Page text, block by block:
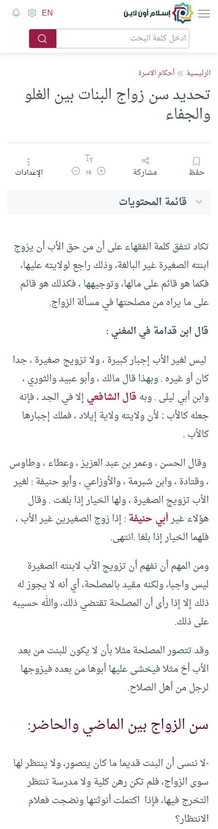
إسلام أون لاين EN
الرئيسية أحكام الاسرة
تحديد سن زواج البنات بين الغلو
والجفاء
حفظ مشاركة زيادة حجم الخط
16 تقليل حجم الخطالإعدادات
قائمة المحتويات
تكاد تتفق كلمة الفقهاء على أن من حق الأب أن يزوج
ابنته الصغيرة غير البالغة، وذلك راجع لولايته عليها،
فكما هو قائم على مالها، وتوجيهها ، فكذلك هو قائم
على ما يراه من مصلحتها في مسألة الزواج.
قال ابن قدامة في المغني :
ليس لغير الأب إجبار كبيرة ، ولا تزويج صغيرة ، جدا
كان أو غيره . وبهذا قال مالك ، وأبو عبيد والثوري ،
وابن أبي ليلى . وبهقال الشافعيإلا في الجد ، فإنه
جعله كالأب ; لأن ولايته ولاية إيلاد ، فملك إجبارها
كالأب .
وقال الحسن ، وعمر بن عبد العزيز ، وعطاء ، وطاوس
، وقتادة ، وابن شبرمة ، والأوزاعي ، وأبو حنيفة : لغير
الأب تزويج الصغيرة ، ولها الخيار إذا بلغت . وقال
هؤلاء غيرأبي حنيفة: إذا زوج الصغيرين غير الأب ،
فلهما الخيار إذا بلغا .انتهى.
ومن المهم أن نفهم أن تزويج الأب لابنته الصغيرة
ليس واجبا، ولكنه مقيد بالمصلحة، أي أنه لا يجوز له
ذلك إلا إذا رأى أن المصلحة تقتضي ذلك، والله حسيبه
على ذلك.
وقد تتصور المصلحة مثلا بأن لا يكون للبنت من بعد
الأب أخ مثلا فيخشى عليها أبوها من بعده فيزوجها
لرجل من أهل الصلاح.
سن الزواج بين الماضي والحاضر:
-لا ننسى أن البنت قديما ما كان يتصور، ولا ينتظر لها
سوى الزواج، فلم تكن رهن كلية ولا مدرسة تنتظر
التخرج فيها، فإذا اكتملت أنوثتها ونضجت فعلام
الانتظار؟